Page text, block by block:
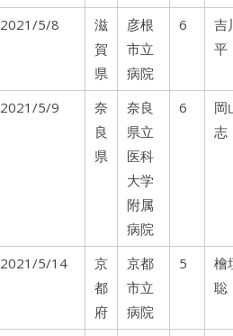
2021/5/8
滋
賀
県
彦根
市立
病院
6
吉
平
2021/5/9
奈
良
県
奈良
県立
医科
大学
附属
病院
6
岡
志
2021/5/14
京
都
府
京都
市立
病院
5
聡